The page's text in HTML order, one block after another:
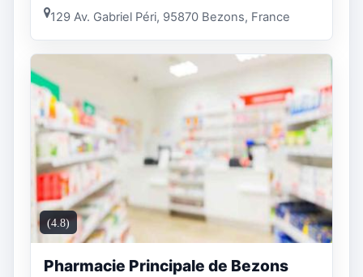
129 Av. Gabriel Péri, 95870 Bezons, France
(4.8)
Pharmacie Principale de Bezons